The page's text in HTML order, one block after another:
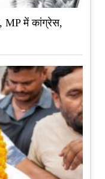
MP में कांग्रेस,